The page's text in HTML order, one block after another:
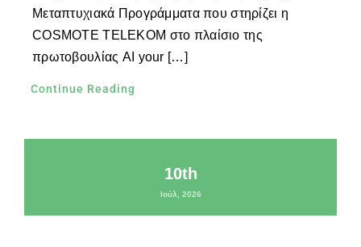
Μεταπτυχιακά Προγράμματα που στηρίζει η
COSMOTE TELEKOM στο πλαίσιο της
πρωτοβουλίας AI your […]
Continue Reading
10th
Ιούλ, 2026